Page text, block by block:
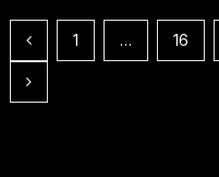
Stránkování
příspěvků
1 … 16